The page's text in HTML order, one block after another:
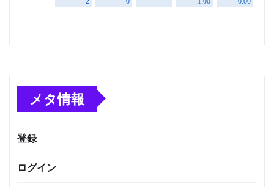
メタ情報
登録
ログイン